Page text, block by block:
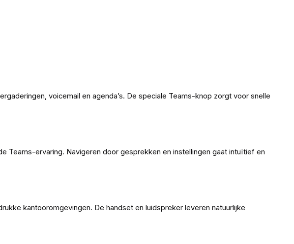
voicemail en agenda’s. De speciale Teams-knop zorgt voor snelle
Teams-ervaring. Navigeren door gesprekken en instellingen gaat intuïtief en
kantooromgevingen. De handset en luidspreker leveren natuurlijke